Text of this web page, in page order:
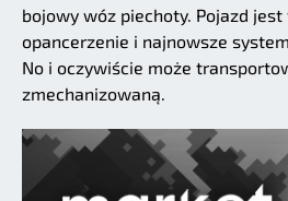
bojowy wóz piechoty. Pojazd
opancerzenie i najnowsze
No i oczywiście może
zmechanizowaną.